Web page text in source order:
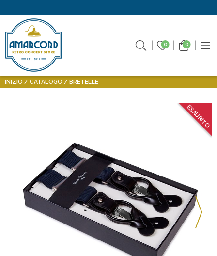
0 0
INIZIO CATALOGO BRETELLE
ESAURITO